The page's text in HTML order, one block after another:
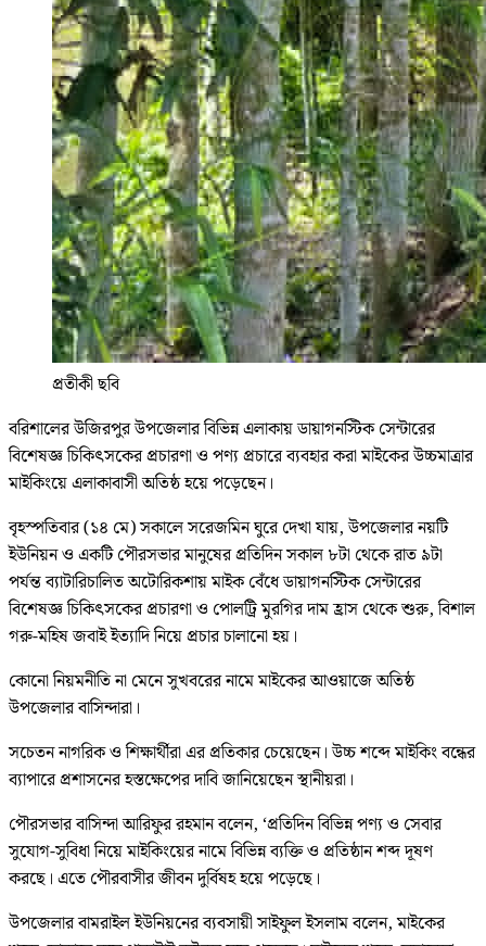
প্রতীকী ছবি
বরিশালের উজিরপুর উপজেলার বিভিন্ন এলাকায় ডায়াগনস্টিক সেন্টারের
বিশেষজ্ঞ চিকিৎসকের প্রচারণা ও পণ্য প্রচারে ব্যবহার করা মাইকের উচ্চমাত্রার
মাইকিংয়ে এলাকাবাসী অতিষ্ঠ হয়ে পড়েছেন।
বৃহস্পতিবার (১৪ মে) সকালে সরেজমিন ঘুরে দেখা যায়, উপজেলার নয়টি
ইউনিয়ন ও একটি পৌরসভার মানুষের প্রতিদিন সকাল ৮টা থেকে রাত ৯টা
পর্যন্ত ব্যাটারিচালিত অটোরিকশায় মাইক বেঁধে ডায়াগনস্টিক সেন্টারের
বিশেষজ্ঞ চিকিৎসকের প্রচারণা ও পোলট্রি মুরগির দাম হ্রাস থেকে শুরু, বিশাল
গরু-মহিষ জবাই ইত্যাদি নিয়ে প্রচার চালানো হয়।
কোনো নিয়মনীতি না মেনে সুখবরের নামে মাইকের আওয়াজে অতিষ্ঠ
উপজেলার বাসিন্দারা।
সচেতন নাগরিক ও শিক্ষার্থীরা এর প্রতিকার চেয়েছেন। উচ্চ শব্দে মাইকিং বন্ধের
ব্যাপারে প্রশাসনের হস্তক্ষেপের দাবি জানিয়েছেন স্থানীয়রা।
পৌরসভার বাসিন্দা আরিফুর রহমান বলেন, ‘প্রতিদিন বিভিন্ন পণ্য ও সেবার
সুযোগ-সুবিধা নিয়ে মাইকিংয়ের নামে বিভিন্ন ব্যক্তি ও প্রতিষ্ঠান শব্দ দূষণ
করছে। এতে পৌরবাসীর জীবন দুর্বিষহ হয়ে পড়েছে।
উপজেলার বামরাইল ইউনিয়নের ব্যবসায়ী সাইফুল ইসলাম বলেন, মাইকের